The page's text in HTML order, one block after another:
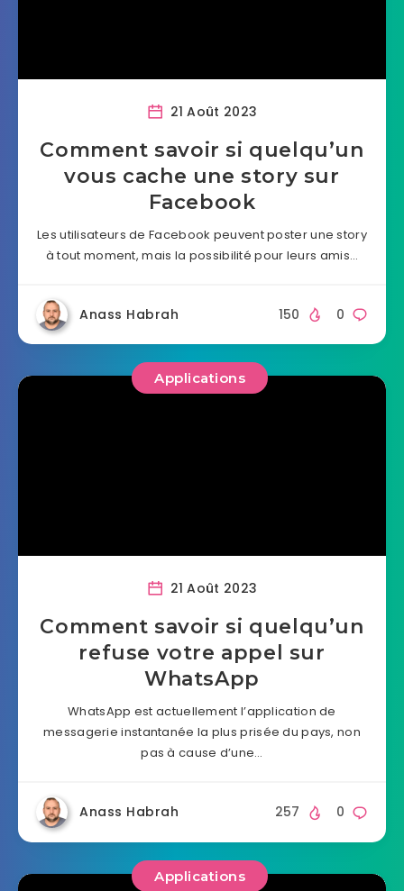
21 Août 2023
Comment savoir si quelqu’un
vous cache une story sur
Facebook
Les utilisateurs de Facebook peuvent poster une story
à tout moment, mais la possibilité pour leurs amis…
Anass Habrah 0
150
Applications
21 Août 2023
Comment savoir si quelqu’un
refuse votre appel sur
WhatsApp
WhatsApp est actuellement l’application de
messagerie instantanée la plus prisée du pays, non
pas à cause d’une…
Anass Habrah 0
257
Applications